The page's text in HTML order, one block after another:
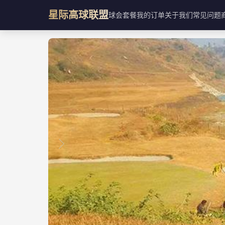
星际高球联盟球会套餐我的订单关于我们常见问题